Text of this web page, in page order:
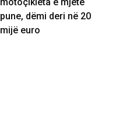
pune, dëmi deri në 20
mijë euro